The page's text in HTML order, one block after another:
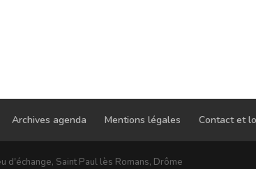
Archives agenda Mentions légales Contact et
d'échange, Saint Paul lès Romans, Drôme